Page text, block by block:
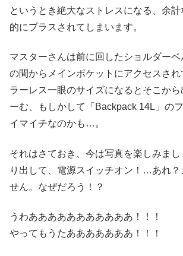
というとき絶大なストレスになる、余
的にプラスされてしまいます。
マスターさんは前に回したショルダー
の間からメインポケットにアクセスされ
ラーレス一眼のサイズになるとそこから
ーむ、もしかして「Backpack 14L」の
イマイチなのかも…。
それはさておき、今は写真を楽しみま
り出して、電源スイッチオン！…あれ？
せん。なぜだろう！？
うわあああああああああああ！！！
やってもうたあああああああ！！！